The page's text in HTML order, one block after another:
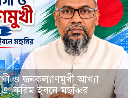
ও জনকল্যাণমুখী আখ্যা
করিম ইবনে মছব্বির